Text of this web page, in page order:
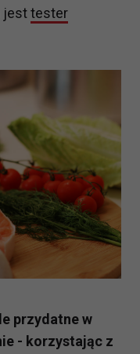
jesttester
przydatne w
- korzystając z